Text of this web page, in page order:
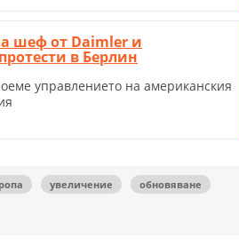
шеф от Daimler и
в Берлин
управлението на американския
увеличение
обновяване